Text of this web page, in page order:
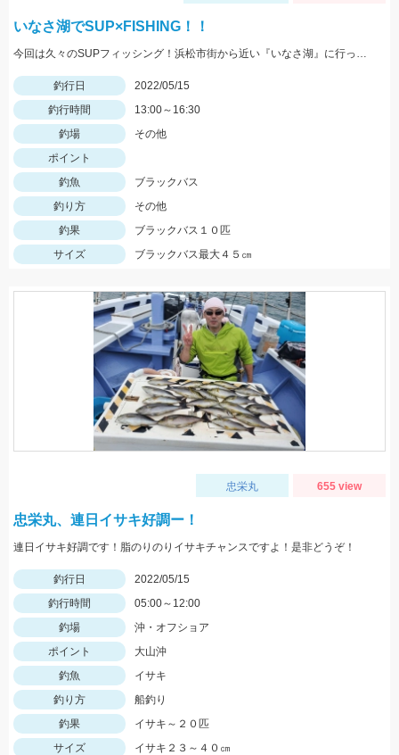
いなさ湖でSUP×FISHING！！
今回は久々のSUPフィッシング！浜松市街から近い『いなさ湖』に行ってきました！！
釣行日
2022/05/15
釣行時間
13:00～16:30
釣場
その他
ポイント
釣魚
ブラックバス
釣り方
その他
釣果
ブラックバス１０匹
サイズ
ブラックバス最大４５㎝
忠栄丸 655 view
忠栄丸、連日イサキ好調ー！
連日イサキ好調です！脂のりのりイサキチャンスですよ！是非どうぞ！
釣行日
2022/05/15
釣行時間
05:00～12:00
釣場
沖・オフショア
ポイント
大山沖
釣魚
イサキ
釣り方
船釣り
釣果
イサキ～２０匹
サイズ
イサキ２３～４０㎝